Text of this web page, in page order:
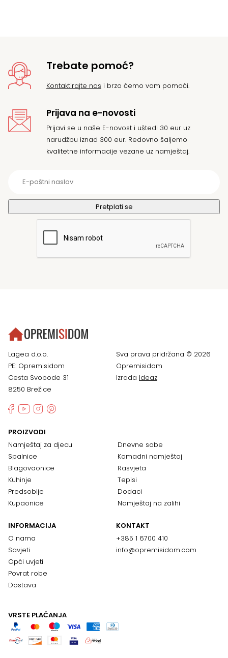
Trebate pomoć?
Kontaktirajte nas i brzo ćemo vam pomoći.
Prijava na e-novosti
Prijavi se u naše E-novost i uštedi 30 eur uz
narudžbu iznad 300 eur. Redovno šaljemo
kvalitetne informacije vezane uz namještaj.
Lagea d.o.o.
PE: Opremisidom
Cesta Svobode 31
8250 Brežice
Sva prava pridržana © 2026
Opremisidom
Izrada Ideaz
PROIZVODI
Namještaj za djecu
Spalnice
Blagovaonice
Kuhinje
Predsoblje
Kupaonice
Dnevne sobe
Komadni namještaj
Rasvjeta
Tepisi
Dodaci
Namještaj na zalihi
INFORMACIJA
O nama
Savjeti
Opći uvjeti
Povrat robe
Dostava
KONTAKT
+385 1 6700 410
info@opremisidom.com
VRSTE PLAĆANJA